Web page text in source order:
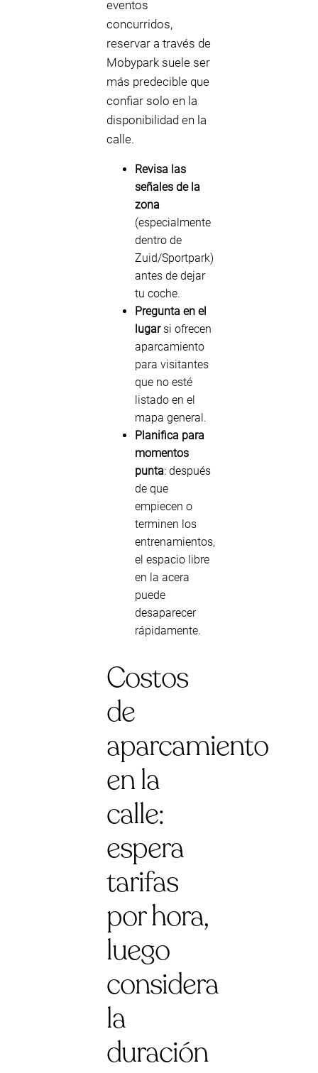
eventos
concurridos,
reservar a través de
Mobypark suele ser
más predecible que
confiar solo en la
disponibilidad en la
calle.
Revisa las
señales de la
zona
(especialmente
dentro de
Zuid/Sportpark)
antes de dejar
tu coche.
Pregunta en el
lugarsi ofrecen
aparcamiento
para visitantes
que no esté
listado en el
mapa general.
Planifica para
momentos
punta: después
de que
empiecen o
terminen los
entrenamientos,
el espacio libre
en la acera
puede
desaparecer
rápidamente.
Costos
de
aparcamiento
en la
calle:
espera
tarifas
por hora,
luego
considera
la
duración